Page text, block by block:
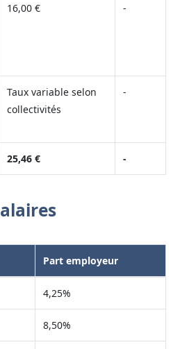
16,00 € -
Taux variable selon
collectivités
-
25,46 € -
Part employeur
4,25%
8,50%